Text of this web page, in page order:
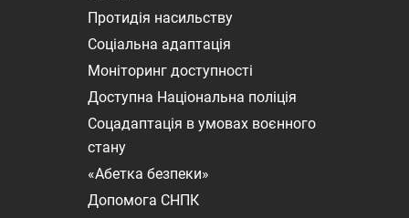
Протидія насильству
Соціальна адаптація
Моніторинг доступності
Доступна Національна поліція
Соцадаптація в умовах воєнного
стану
«Абетка безпеки»
Допомога СНПК